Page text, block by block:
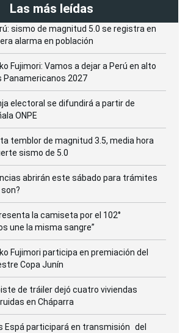
Las más leídas
sismo de magnitud 5.0 se registra en
alarma en población
Fujimori: Vamos a dejar a Perú en alto
Panamericanos 2027
electoral se difundirá a partir de
ONPE
temblor de magnitud 3.5, media hora
sismo de 5.0
abrirán este sábado para trámites
la camiseta por el 102°
une la misma sangre”
Fujimori participa en premiación del
Copa Junín
de tráiler dejó cuatro viviendas
en Cháparra
Espá participará en transmisión del